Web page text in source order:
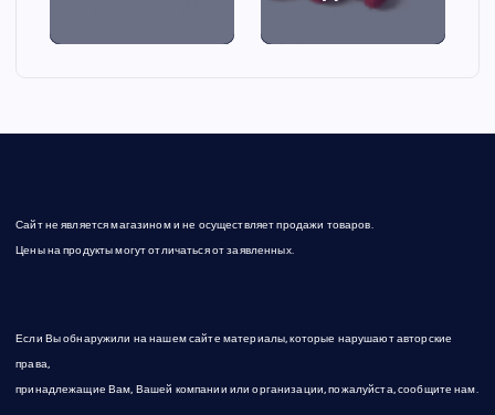
Сайт не является магазином и не осуществляет продажи товаров.
Цены на продукты могут отличаться от заявленных.
Если Вы обнаружили на нашем сайте материалы, которые нарушают авторские
права,
принадлежащие Вам, Вашей компании или организации, пожалуйста, сообщите нам.